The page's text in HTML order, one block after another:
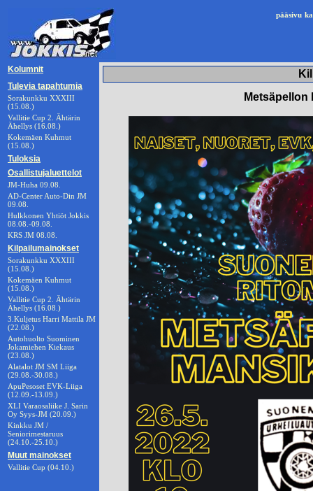
pääsivu
Kolumnit
Tulevia tapahtumia
Sorakunkku XXXIII
(15.08.)
Vallitie Cup 2. Ähtärin
Ähellys (16.08.)
Kokemäen Kuhmut
(15.08.)
Tuloksia
Osallistujaluettelot
JM-Huha 09.08.
AD-Center Auto-Din JM
09.08.
Hulkkonen Yhtiöt Jokkis
08.08.-09.08.
KRS JM 08.08.
Kilpailumainokset
Sorakunkku XXXIII
(15.08.)
Kokemäen Kuhmut
(15.08.)
Vallitie Cup 2. Ähtärin
Ähellys (16.08.)
3.Kuljetus Harri Mattila JM
(22.08.)
Autohuolto Suominen
Jokamiehen Kiekaus
(23.08.)
Alatalot JM SM Liiga
(29.08.-30.08.)
ApuPesoset EVK-Liiga
(12.09.-13.09.)
XLI Varaosaliike J. Sarin
Oy Syys-JM (20.09.)
Kinkku JM /
Seniorimestaruus
(24.10.-25.10.)
Muut mainokset
Vallitie Cup (04.10.)
Metsäpellon